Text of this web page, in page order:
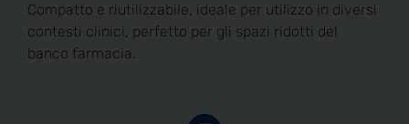
Compatto e riutilizzabile, ideale per utilizzo in diversi
contesti clinici, perfetto per gli spazi ridotti del
banco farmacia.